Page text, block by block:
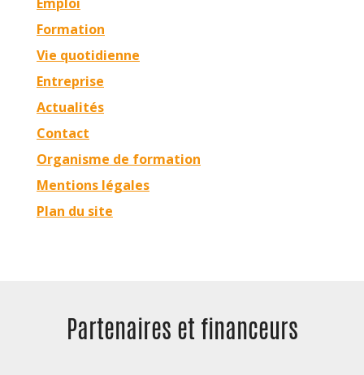
Formation
Vie quotidienne
Entreprise
Actualités
Contact
Organisme de formation
Mentions légales
Plan du site
Partenaires et financeurs